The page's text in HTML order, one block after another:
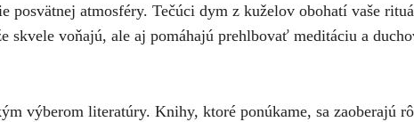
posvätnej atmosféry. Tečúci dym z kuželov obohatí vaše
skvele voňajú, ale aj pomáhajú prehlbovať meditáciu a
výberom literatúry. Knihy, ktoré ponúkame, sa zaoberajú